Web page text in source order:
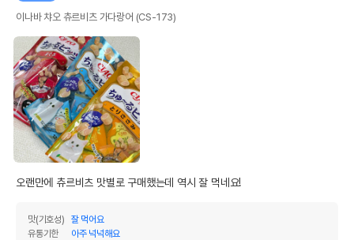
이나바 챠오 츄르비츠 가다랑어 (CS-173)
오랜만에 츄르비츠 맛별로 구매했는데 역시 잘 먹네요!
맛(기호성)
잘 먹어요
유통기한
아주 넉넉해요